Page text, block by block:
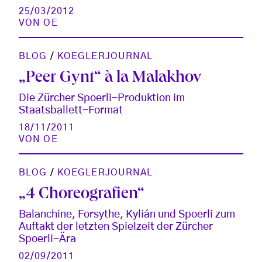
25/03/2012
VONOE
BLOG / KOEGLERJOURNAL
„Peer Gynt“ à la Malakhov
Die Zürcher Spoerli-Produktion im
Staatsballett-Format
18/11/2011
VONOE
BLOG / KOEGLERJOURNAL
„4 Choreografien“
Balanchine, Forsythe, Kylián und Spoerli zum
Auftakt der letzten Spielzeit der Zürcher
Spoerli-Ära
02/09/2011